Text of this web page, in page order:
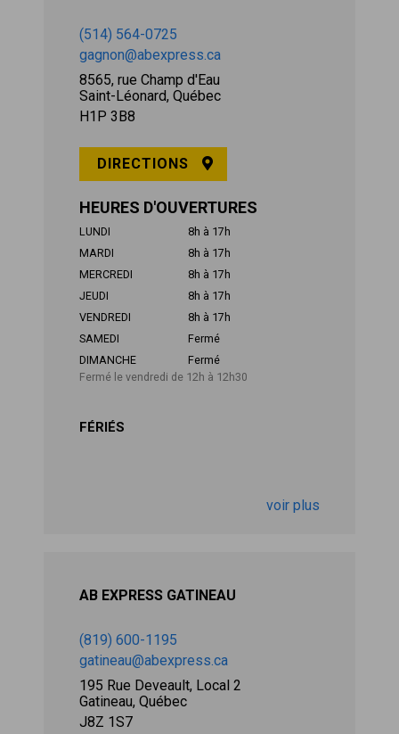
(514) 564-0725
gagnon@abexpress.ca
8565, rue Champ d'Eau
Saint-Léonard, Québec
H1P 3B8
DIRECTIONS
HEURES D'OUVERTURES
LUNDI
8h à 17h
MARDI
8h à 17h
MERCREDI
8h à 17h
JEUDI
8h à 17h
VENDREDI
8h à 17h
SAMEDI
Fermé
DIMANCHE
Fermé
Fermé le vendredi de 12h à 12h30
FÉRIÉS
voir plus
AB EXPRESS GATINEAU
(819) 600-1195
gatineau@abexpress.ca
195 Rue Deveault, Local 2
Gatineau, Québec
J8Z 1S7